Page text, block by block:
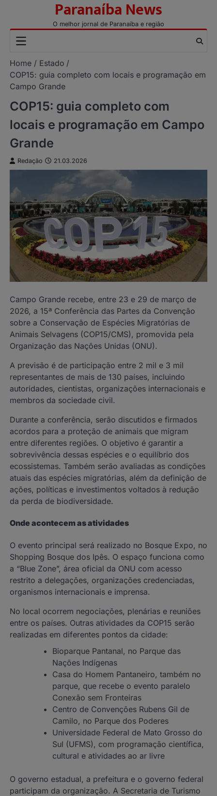
content
Paranaíba News
O melhor jornal de Paranaíba e região
Home
Estado
COP15: guia completo com locais e programação em
Campo Grande
COP15: guia completo com
locais e programação em Campo
Grande
Redação 21.03.2026
Campo Grande recebe, entre 23 e 29 de março de
2026, a 15ª Conferência das Partes da Convenção
sobre a Conservação de Espécies Migratórias de
Animais Selvagens (COP15/CMS), promovida pela
Organização das Nações Unidas (ONU).
A previsão é de participação entre 2 mil e 3 mil
representantes de mais de 130 países, incluindo
autoridades, cientistas, organizações internacionais e
membros da sociedade civil.
Durante a conferência, serão discutidos e firmados
acordos para a proteção de animais que migram
entre diferentes regiões. O objetivo é garantir a
sobrevivência dessas espécies e o equilíbrio dos
ecossistemas. Também serão avaliadas as condições
atuais das espécies migratórias, além da definição de
ações, políticas e investimentos voltados à redução
da perda de biodiversidade.
Onde acontecem as atividades
O evento principal será realizado no Bosque Expo, no
Shopping Bosque dos Ipês. O espaço funciona como
a “Blue Zone”, área oficial da ONU com acesso
restrito a delegações, organizações credenciadas,
organismos internacionais e imprensa.
No local ocorrem negociações, plenárias e reuniões
entre os países. Outras atividades da COP15 serão
realizadas em diferentes pontos da cidade:
Bioparque Pantanal, no Parque das
Nações Indígenas
Casa do Homem Pantaneiro, também no
parque, que recebe o evento paralelo
Conexão sem Fronteiras
Centro de Convenções Rubens Gil de
Camilo, no Parque dos Poderes
Universidade Federal de Mato Grosso do
Sul (UFMS), com programação científica,
cultural e atividades ao ar livre
O governo estadual, a prefeitura e o governo federal
participam da organização. A Secretaria de Turismo